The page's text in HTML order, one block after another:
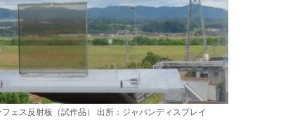
知財マネジメント
海外生産
グローバル設計・開発
制御セキュリティ
新型コロナへの対応
ェス反射板（試作品） 出所：ジャパンディスプレイ